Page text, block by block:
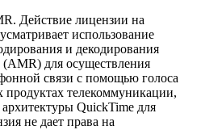
Действие лицензии на
использование
и декодирования
(AMR) для осуществления
связи с помощью голоса
телекоммуникации,
QuickTime для
не дает права на